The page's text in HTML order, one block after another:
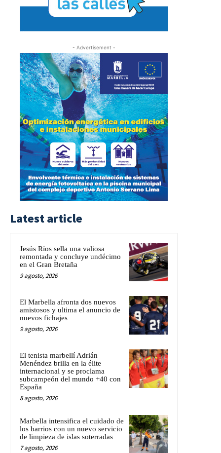
- Advertisement -
Latest article
Jesús Ríos sella una valiosa
remontada y concluye undécimo
en el Gran Bretaña
9 agosto, 2026
El Marbella afronta dos nuevos
amistosos y ultima el anuncio de
nuevos fichajes
9 agosto, 2026
El tenista marbellí Adrián
Menéndez brilla en la élite
internacional y se proclama
subcampeón del mundo +40 con
España
8 agosto, 2026
Marbella intensifica el cuidado de
los barrios con un nuevo servicio
de limpieza de islas soterradas
7 agosto, 2026